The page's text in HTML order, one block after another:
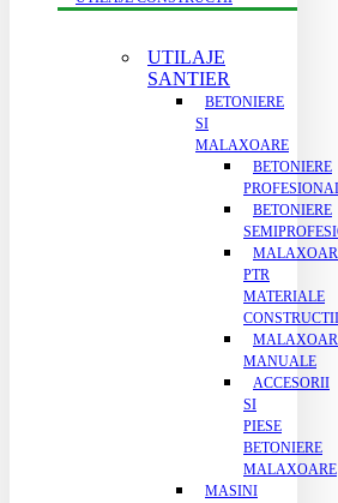
UTILAJE
SANTIER
BETONIERE
SI
MALAXOARE
BETONIERE
BETONIERE
PTR
MATERIALE
CONSTRUCTII
MANUALE
ACCESORII
SI
PIESE
BETONIERE
MALAXOARE
MASINI